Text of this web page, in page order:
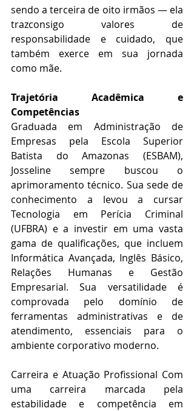
sendo a terceira de oito irmãos — ela
trazconsigo valores de
responsabilidade e cuidado, que
também exerce em sua jornada
como mãe.
Trajetória Acadêmica e
Competências
Graduada em Administração de
Empresas pela Escola Superior
Batista do Amazonas (ESBAM),
Josseline sempre buscou o
aprimoramento técnico. Sua sede de
conhecimento a levou a cursar
Tecnologia em Perícia Criminal
(UFBRA) e a investir em uma vasta
gama de qualificações, que incluem
Informática Avançada, Inglês Básico,
Relações Humanas e Gestão
Empresarial. Sua versatilidade é
comprovada pelo domínio de
ferramentas administrativas e de
atendimento, essenciais para o
ambiente corporativo moderno.
Carreira e Atuação Profissional Com
uma carreira marcada pela
estabilidade e competência em